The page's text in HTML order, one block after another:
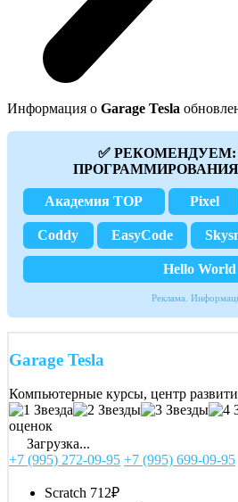
Информация о Garage Tesla
✅
Академия TOP Pixel
Coddy EasyCode
Hello World
Реклама.
Garage Tesla
Компьютерные курсы, центр
оценок
Загрузка...
+7 (995) 272-09-95 +7 (995) 699-09-95
Scratch 712₽